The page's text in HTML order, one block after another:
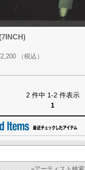
（税込）
2 件中 1-2 件表示
1
»アーティスト検索